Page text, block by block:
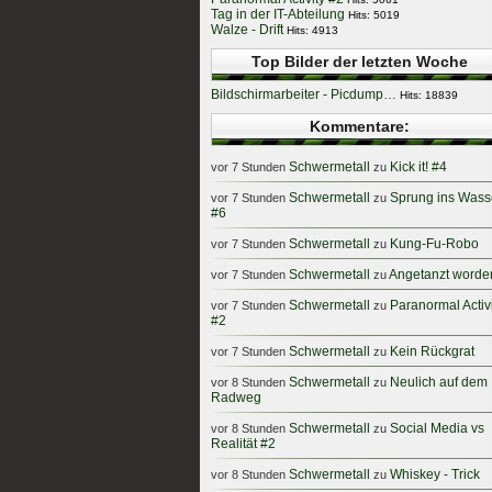
Tag in der IT-Abteilung Hits: 5019
Walze - Drift Hits: 4913
Top Bilder der letzten Woche
Bildschirmarbeiter - Picdump… Hits: 18839
Kommentare:
vor 7 Stunden Schwermetall zu Kick it! #4
vor 7 Stunden Schwermetall zu Sprung ins
#6
vor 7 Stunden Schwermetall zu Kung-Fu-Robo
vor 7 Stunden Schwermetall zuAngetanzt
vor 7 Stunden Schwermetall zu Paranormal
#2
vor 7 Stunden Schwermetall zu Kein Rückgrat
vor 8 Stunden Schwermetall zu Neulich auf dem
Radweg
vor 8 Stunden Schwermetall zu Social Media vs
Realität #2
vor 8 Stunden Schwermetall zu Whiskey - Trick